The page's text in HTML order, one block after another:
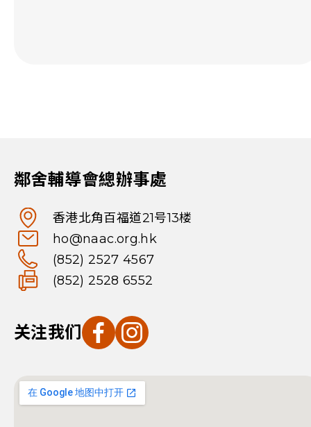
鄰舍輔導會總辦事處
香港北角百福道21号13楼
ho@naac.org.hk
(852) 2527 4567
(852) 2528 6552
关注我们